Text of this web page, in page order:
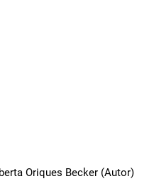
Oriques Becker (Autor)